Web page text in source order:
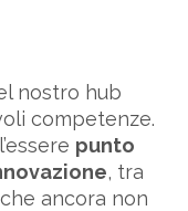
nostro hub
competenze.
punto
, tra
ancora non